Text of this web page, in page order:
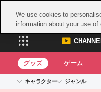
グッズ ゲーム
キャラクター ジャンル
We use cookies to
information about your use